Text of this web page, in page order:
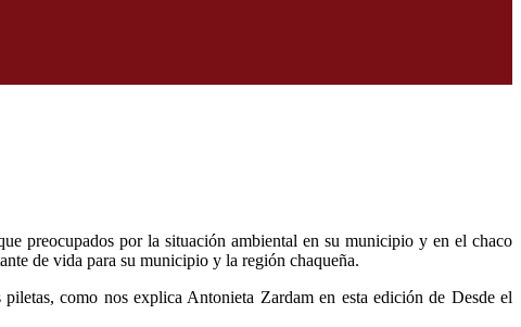
preocupados por la situación ambiental en su municipio y en el chaco
de vida para su municipio y la región chaqueña.
como nos explica Antonieta Zardam en esta edición de Desde el